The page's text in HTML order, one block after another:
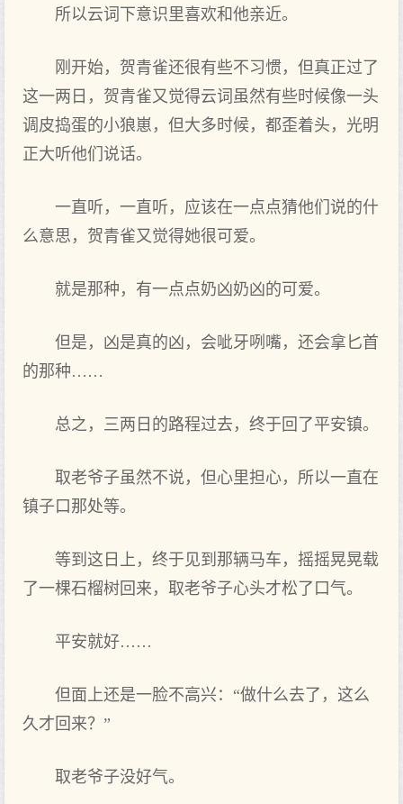
所以云词下意识里喜欢和他亲近。
刚开始，贺青雀还很有些不习惯，但真正过了
这一两日，贺青雀又觉得云词虽然有些时候像一头
调皮捣蛋的小狼崽，但大多时候，都歪着头，光明
正大听他们说话。
一直听，一直听，应该在一点点猜他们说的什
么意思，贺青雀又觉得她很可爱。
就是那种，有一点点奶凶奶凶的可爱。
但是，凶是真的凶，会呲牙咧嘴，还会拿匕首
的那种……
总之，三两日的路程过去，终于回了平安镇。
取老爷子虽然不说，但心里担心，所以一直在
镇子口那处等。
等到这日上，终于见到那辆马车，摇摇晃晃载
了一棵石榴树回来，取老爷子心头才松了口气。
平安就好……
但面上还是一脸不高兴：“做什么去了，这么
久才回来？”
取老爷子没好气。